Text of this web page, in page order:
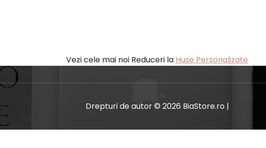
Vezi cele mai noi Reduceri la Huse Personalizate
Drepturi de autor © 2026 BiaStore.ro |